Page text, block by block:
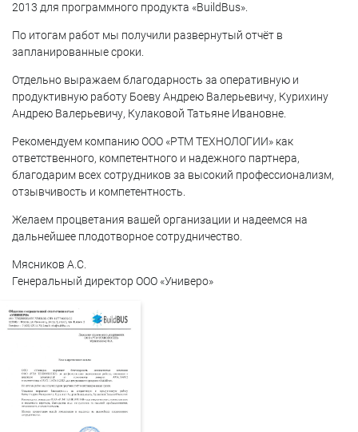
2013 для программного продукта «BuildBus».
По итогам работ мы получили развернутый отчёт в
запланированные сроки.
Отдельно выражаем благодарность за оперативную и
продуктивную работу Боеву Андрею Валерьевичу, Курихину
Андрею Валерьевичу, Кулаковой Татьяне Ивановне.
Рекомендуем компанию ООО «РТМ ТЕХНОЛОГИИ» как
ответственного, компетентного и надежного партнера,
благодарим всех сотрудников за высокий профессионализм,
отзывчивость и компетентность.
Желаем процветания вашей организации и надеемся на
дальнейшее плодотворное сотрудничество.
Мясников А.С.
Генеральный директор ООО «Универо»